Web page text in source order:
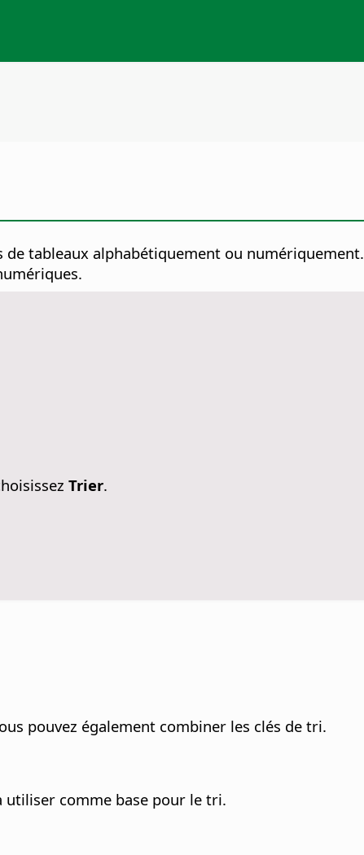
tableaux alphabétiquement ou numériquement.
Trier.
pouvez également combiner les clés de tri.
utiliser comme base pour le tri.